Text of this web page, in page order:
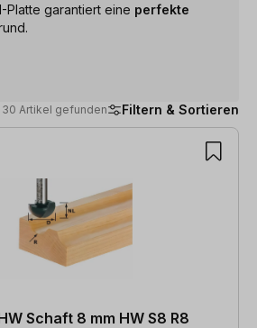
garantiert eine perfekte
30 Artikel gefunden Filtern & Sortieren
Schaft 8 mm HW S8 R8